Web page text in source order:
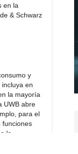
en la
& Schwarz
y
en
la mayoría
UWB abre
para el
funciones
la